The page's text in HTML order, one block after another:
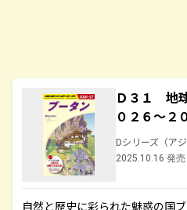
Ｄ３１ 地
０２６～２
Dシリーズ（ア
2025.10.16 発売
自然と歴史に彩られた魅惑の国